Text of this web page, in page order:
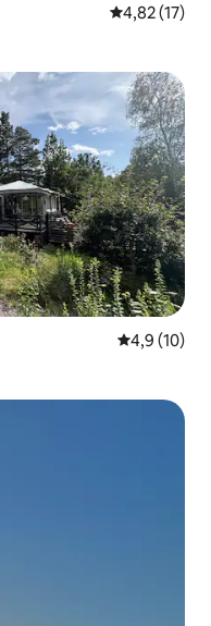
4,82 ud af 5
4,82 (17)
4,9 ud af 5 i
4,9 (10)